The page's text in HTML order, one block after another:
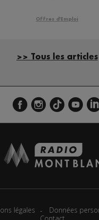
Offres d'Emploi
>> Tous les articles
légales
Données